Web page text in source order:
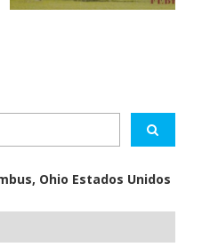
Ohio Estados Unidos